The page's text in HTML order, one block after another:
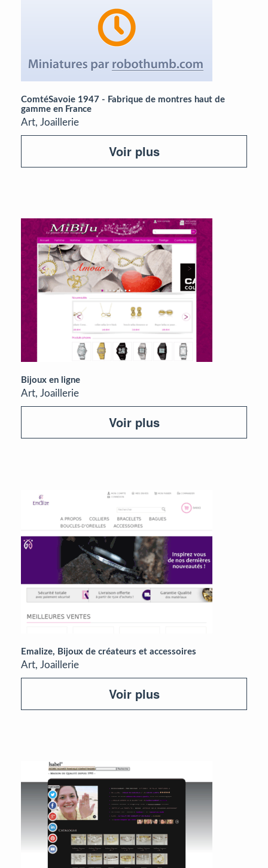
ComtéSavoie 1947 - Fabrique de montres haut de
gamme en France
Art, Joaillerie
Voir plus
Bijoux en ligne
Art, Joaillerie
Voir plus
Emalize, Bijoux de créateurs et accessoires
Art, Joaillerie
Voir plus